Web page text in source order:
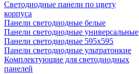
Светодиодные панели по цвету
корпуса
Панели светодиодные белые
Панели светодиодные универсальные
Панели светодиодные 595х595
Панели светодиодные ультратонкие
Комплектующие для светодиодных
панелей